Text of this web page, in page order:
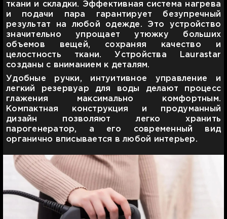
ткани и складки. Эффективная система нагрева
и подачи пара гарантирует безупречный
результат на любой одежде. Это устройство
значительно упрощает утюжку больших
объемов вещей, сохраняя качество и
целостность ткани. Устройства Laurastar
созданы с вниманием к деталям.
Удобные ручки, интуитивное управление и
легкий резервуар для воды делают процесс
глажения максимально комфортным.
Компактная конструкция и продуманный
дизайн позволяют легко хранить
парогенератор, а его современный вид
органично вписывается в любой интерьер.